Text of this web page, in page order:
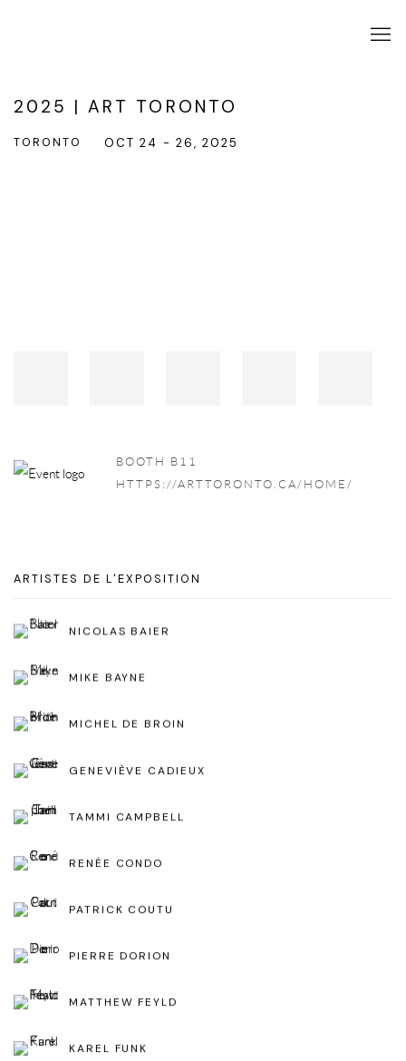
2025 | ART TORONTO
TORONTO OCT 24 - 26, 2025
BOOTH B11
HTTPS://ARTTORONTO.CA/HOME/
ARTISTES DE L'EXPOSITION
NICOLAS BAIER
MIKE BAYNE
MICHEL DE BROIN
GENEVIÈVE CADIEUX
TAMMI CAMPBELL
RENÉE CONDO
PATRICK COUTU
PIERRE DORION
MATTHEW FEYLD
KAREL FUNK